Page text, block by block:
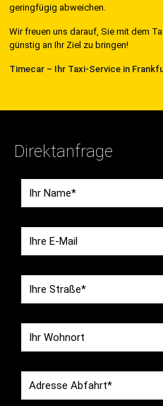
geringfügig abweichen.
Wir freuen uns darauf, Sie mit dem
günstig an Ihr Ziel zu bringen!
Timecar – Ihr Taxi-Service in
Direktanfrage